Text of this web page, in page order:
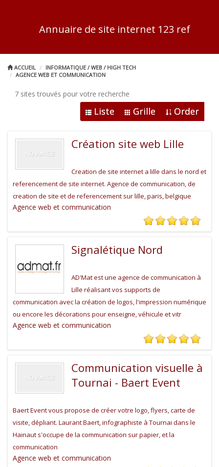
Annuaire de site internet 123 ref
ACCUEIL
INFORMATIQUE / WEB / HIGH TECH
AGENCE WEB ET COMMUNICATION
7 sites trouvés pour votre recherche
Liste Grille Order
Création site web Lille
Creation de site internet a lille dans le nord et
referencement de site internet. Agence de communication, de
creation de site et de referencement sur lille, paris, belgique
Agence web et communication
Signalétique Nord
AD'Mat est une agence de communication à
Lille réalisant vos supports de
communication avec la création de logos, l'impression numérique
ou encore les décorations pour enseigne, véhicule et vitr
Agence web et communication
Communication visuelle à
Tournai - Baert Event
Baert Event vous propose de créer votre logo, flyers, carte de
visite, dépliant. Laurant Baert, infographiste à Tournai dans le
Hainaut s'occupe de la communication sur papier, et la
communication
Agence web et communication